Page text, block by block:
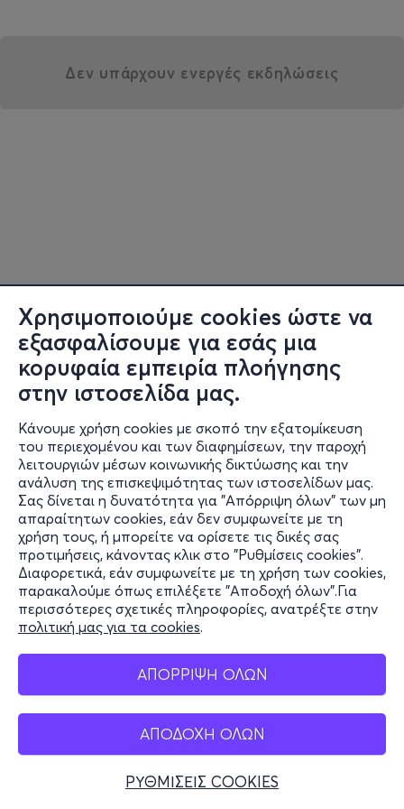
Χρησιμοποιούμε cookies ώστε να
εξασφαλίσουμε για εσάς μια
κορυφαία εμπειρία πλοήγησης
στην ιστοσελίδα μας.
Κάνουμε χρήση cookies με σκοπό την εξατομίκευση
του περιεχομένου και των διαφημίσεων, την παροχή
λειτουργιών μέσων κοινωνικής δικτύωσης και την
ανάλυση της επισκεψιμότητας των ιστοσελίδων μας.
Σας δίνεται η δυνατότητα για "Απόρριψη όλων" των μη
απαραίτητων cookies, εάν δεν συμφωνείτε με τη
χρήση τους, ή μπορείτε να ορίσετε τις δικές σας
προτιμήσεις, κάνοντας κλικ στο "Ρυθμίσεις cookies".
Διαφορετικά, εάν συμφωνείτε με τη χρήση των cookies,
παρακαλούμε όπως επιλέξετε "Αποδοχή όλων".Για
περισσότερες σχετικές πληροφορίες, ανατρέξτε στην
πολιτική μας για τα cookies.
ΑΠΟΡΡΙΨΗ ΟΛΩΝ
ΑΠΟΔΟΧΗ ΟΛΩΝ
ΡΥΘΜΙΣΕΙΣ COOKIES
Δεν υπάρχουν ενεργές εκδηλώσεις